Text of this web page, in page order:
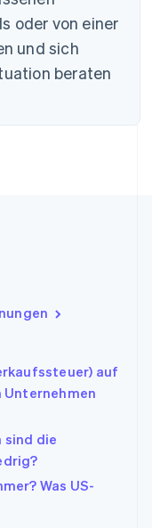
oder von einer
und sich
beraten
auf
sind die
Was US-